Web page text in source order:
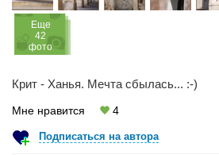
Eще
42
фото
Крит - Ханья. Мечта сбылась... :-)
Мне нравится 4
Подписаться на автора